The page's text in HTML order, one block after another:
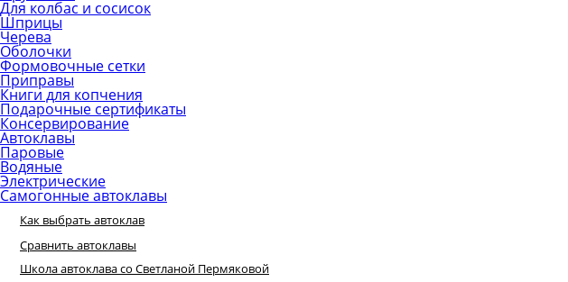
Для колбас и сосисок
Шприцы
Черева
Оболочки
Формовочные сетки
Приправы
Книги для копчения
Подарочные сертификаты
Консервирование
Автоклавы
Паровые
Водяные
Электрические
Самогонные автоклавы
Как выбрать автоклав
Сравнить автоклавы
Школа автоклава со Светланой Пермяковой